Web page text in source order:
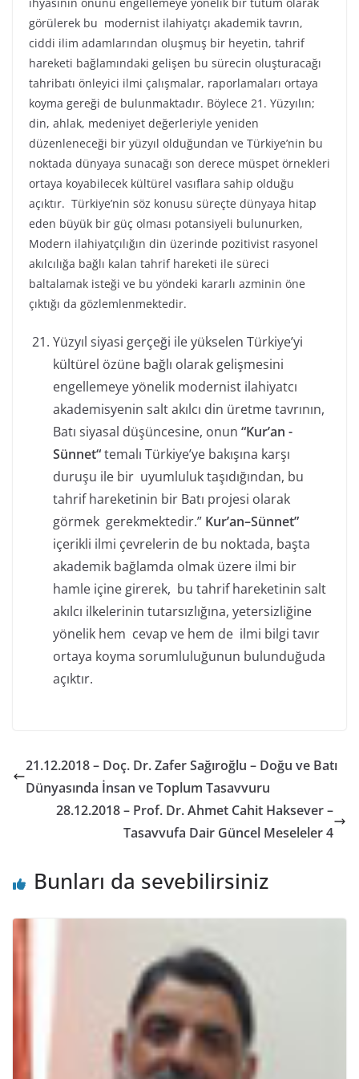
ihyasının önünü engellemeye yönelik bir tutum olarak
görülerek bu modernist ilahiyatçı akademik tavrın,
ciddi ilim adamlarından oluşmuş bir heyetin, tahrif
hareketi bağlamındaki gelişen bu sürecin oluşturacağı
tahribatı önleyici ilmi çalışmalar, raporlamaları ortaya
koyma gereği de bulunmaktadır. Böylece 21. Yüzyılın;
din, ahlak, medeniyet değerleriyle yeniden
düzenleneceği bir yüzyıl olduğundan ve Türkiye’nin bu
noktada dünyaya sunacağı son derece müspet örnekleri
ortaya koyabilecek kültürel vasıflara sahip olduğu
açıktır. Türkiye’nin söz konusu süreçte dünyaya hitap
eden büyük bir güç olması potansiyeli bulunurken,
Modern ilahiyatçılığın din üzerinde pozitivist rasyonel
akılcılığa bağlı kalan tahrif hareketi ile süreci
baltalamak isteği ve bu yöndeki kararlı azminin öne
çıktığı da gözlemlenmektedir.
Yüzyıl siyasi gerçeği ile yükselen Türkiye’yi
kültürel özüne bağlı olarak gelişmesini
engellemeye yönelik modernist ilahiyatcı
akademisyenin salt akılcı din üretme tavrının,
Batı siyasal düşüncesine, onun “Kur’an -
Sünnet“temalı Türkiye’ye bakışına karşı
duruşu ile bir uyumluluk taşıdığından, bu
tahrif hareketinin bir Batı projesi olarak
görmek gerekmektedir.” Kur’an–Sünnet”
içerikli ilmi çevrelerin de bu noktada, başta
akademik bağlamda olmak üzere ilmi bir
hamle içine girerek, bu tahrif hareketinin salt
akılcı ilkelerinin tutarsızlığına, yetersizliğine
yönelik hem cevap ve hem de ilmi bilgi tavır
ortaya koyma sorumluluğunun bulunduğuda
açıktır.
21.12.2018 – Doç. Dr. Zafer Sağıroğlu – Doğu ve Batı
Dünyasında İnsan ve Toplum Tasavvuru
28.12.2018 – Prof. Dr. Ahmet Cahit Haksever –
Tasavvufa Dair Güncel Meseleler 4
Bunları da sevebilirsiniz